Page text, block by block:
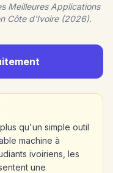
Meilleures Applications
Côte d'Ivoire (2026).
qu'un simple outil
machine à
ivoiriens, les
une